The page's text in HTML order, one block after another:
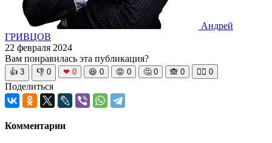
Андрей
ГРИВЦОВ
22 февраля 2024
Вам понравилась эта публикация?
👍 3 👎 0 ❤ 0 😆 0 😡 0 🤔 0 🙈 0 🧘‍♀️ 0
Поделиться
Комментарии